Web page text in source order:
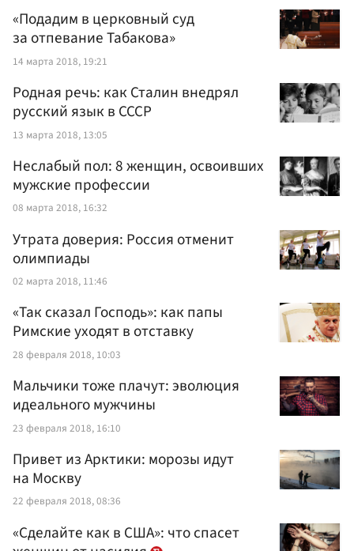
«Подадим в церковный суд
за отпевание Табакова»
14 марта 2018, 19:21
Родная речь: как Сталин внедрял
русский язык в СССР
13 марта 2018, 13:05
Неслабый пол: 8 женщин, освоивших
мужские профессии
08 марта 2018, 16:32
Утрата доверия: Россия отменит
олимпиады
02 марта 2018, 11:46
«Так сказал Господь»: как папы
Римские уходят в отставку
28 февраля 2018, 10:03
Мальчики тоже плачут: эволюция
идеального мужчины
23 февраля 2018, 16:10
Привет из Арктики: морозы идут
на Москву
22 февраля 2018, 08:36
«Сделайте как в США»: что спасет